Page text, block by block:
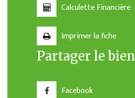
Calculette Financière
Imprimer la fiche
Partager le bien
Facebook